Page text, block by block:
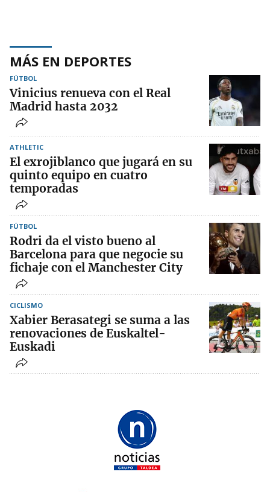
MÁS EN DEPORTES
FÚTBOL
Vinicius renueva con el Real
Madrid hasta 2032
ATHLETIC
El exrojiblanco que jugará en su
quinto equipo en cuatro
temporadas
FÚTBOL
Rodri da el visto bueno al
Barcelona para que negocie su
fichaje con el Manchester City
CICLISMO
Xabier Berasategi se suma a las
renovaciones de Euskaltel-
Euskadi